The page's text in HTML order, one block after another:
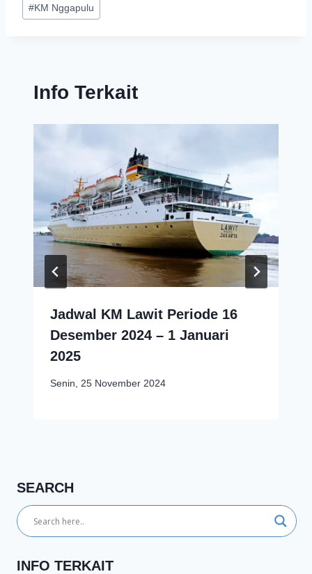
#KM Nggapulu
Info Terkait
Jadwal KM Lawit Periode 16
Desember 2024 – 1 Januari
2025
Senin, 25 November 2024
SEARCH
INFO TERKAIT